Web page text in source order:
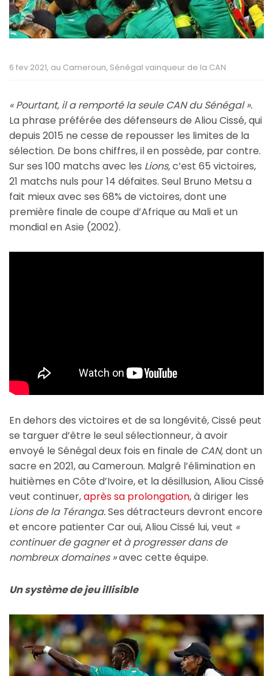
6 fev 2021, au Cameroun, Sénégal vainqueur de la CAN
« Pourtant, il a remporté la seule CAN du Sénégal ».
La phrase préférée des défenseurs de Aliou Cissé, qui
depuis 2015 ne cesse de repousser les limites de la
sélection. De bons chiffres, il en possède, par contre.
Sur ses 100 matchs avec les Lions,c’est 65 victoires,
21 matchs nuls pour 14 défaites. Seul Bruno Metsu a
fait mieux avec ses 68% de victoires, dont une
première finale de coupe d’Afrique au Mali et un
mondial en Asie (2002).
En dehors des victoires et de sa longévité, Cissé peut
se targuer d’être le seul sélectionneur, à avoir
envoyé le Sénégal deux fois en finale de CAN,dont un
sacre en 2021, au Cameroun. Malgré l’élimination en
huitièmes en Côte d’Ivoire, et la désillusion, Aliou Cissé
veut continuer,après sa prolongation,à diriger les
Lions de la Téranga.Ses détracteurs devront encore
et encore patienter Car oui, Aliou Cissé lui, veut «
continuer de gagner et à progresser dans de
nombreux domaines »avec cette équipe.
Un système de jeu illisible